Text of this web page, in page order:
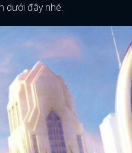
dưới đây nhé.